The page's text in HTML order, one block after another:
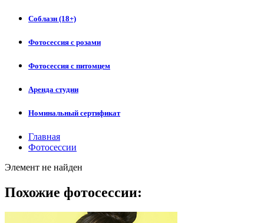
Соблазн (18+)
Фотосессия с розами
Фотосессия с питомцем
Аренда студии
Номинальный сертификат
Главная
Фотосессии
Элемент не найден
Похожие фотосессии: